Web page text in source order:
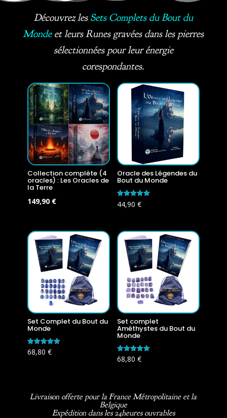
Découvrez les Sets Complets du Bout du
Mondeet leurs Runes gravées dans les pierres
sélectionnées pour leur énergie
corespondantes.
Collection complète (4
oracles) : Les Oracles de
la Terre
Le
était :
179,60 €.
149,90 €Le
est :
149,90 €.
Oracle des Légendes du
Bout du Monde
Note
5.00
44,90 €
Set Complet du Bout du
Monde
Note
5.00
68,80 €
Set complet
Améthystes du Bout du
Monde
Note
5.00
68,80 €
Livraison offerte pour la France Métropolitaine et la
Belgique
Expédition dans les 24heures ouvrables